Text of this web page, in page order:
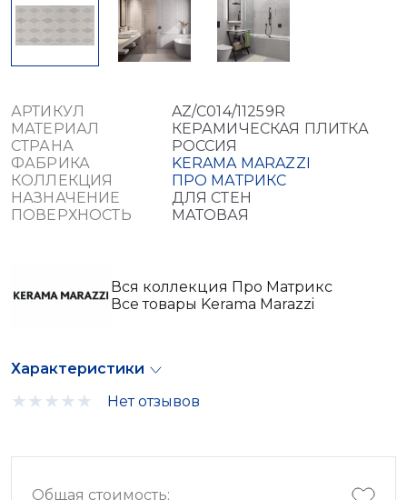
АРТИКУЛ
AZ/C014/11259R
МАТЕРИАЛ
КЕРАМИЧЕСКАЯ ПЛИТКА
СТРАНА
РОССИЯ
ФАБРИКА
KERAMA MARAZZI
КОЛЛЕКЦИЯ
ПРО МАТРИКС
НАЗНАЧЕНИЕ
ДЛЯ СТЕН
ПОВЕРХНОСТЬ
МАТОВАЯ
Вся коллекция Про Матрикс
Все товары Kerama Marazzi
Характеристики
Нет отзывов
Общая стоимость: